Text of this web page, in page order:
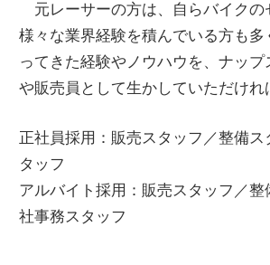
元レーサーの方は、自らバイクの
様々な業界経験を積んでいる方も多
ってきた経験やノウハウを、ナップ
や販売員として生かしていただけれ
正社員採用：販売スタッフ／整備ス
タッフ
アルバイト採用：販売スタッフ／整
社事務スタッフ